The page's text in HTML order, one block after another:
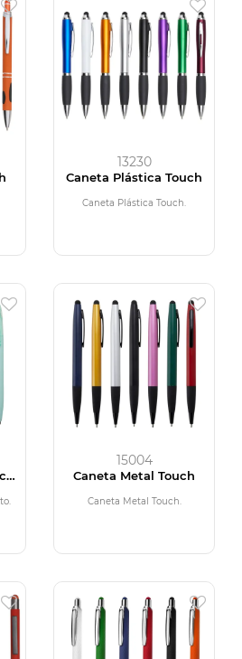
13230
Caneta Plástica Touch
Caneta Plástica Touch.
15004
Caneta Metal Touch
Caneta Metal Touch.